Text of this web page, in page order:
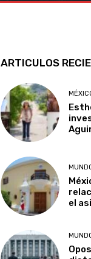
ARTICULOS
el